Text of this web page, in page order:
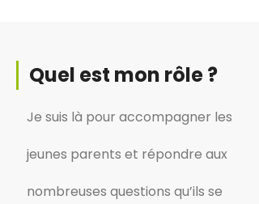
Quel est mon rôle ?
Je suis là pour accompagner les
jeunes parents et répondre aux
nombreuses questions qu’ils se